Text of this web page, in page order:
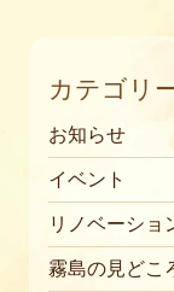
カテゴリ
お知らせ
イベント
リノベーショ
霧島の見どこ